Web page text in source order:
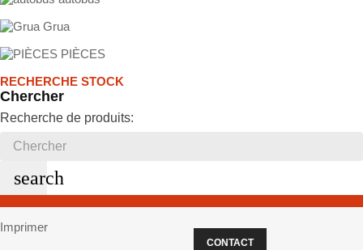
Grua
PIÈCES
RECHERCHE STOCK
Chercher
Recherche de produits:
search
Imprimer
CONTACT